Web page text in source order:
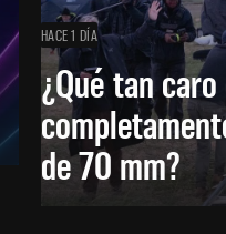
HACE 1 DÍA
¿Qué tan
de 70 mm?